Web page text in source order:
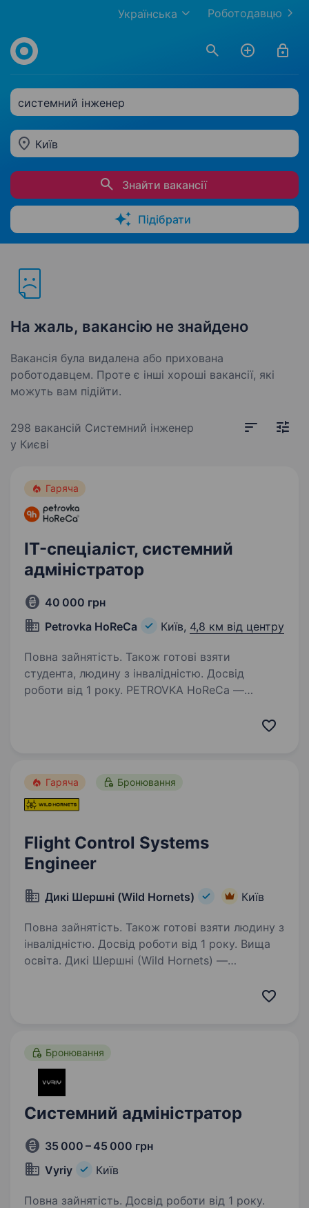
Роботодавцю
Українська
системний інженер
Київ
Знайти вакансії
Підібрати
На жаль, вакансію не знайдено
Вакансія була видалена або прихована
роботодавцем. Проте є інші хороші вакансії, які
можуть вам підійти.
298 вакансій Системний інженер
у Києві
Гаряча
IT-спеціаліст, системний
адміністратор
40 000 грн
Petrovka HoReCa
Київ, 4,8 км від центру
Повна зайнятість. Також готові взяти
студента, людину з інвалідністю. Досвід
роботи від 1 року. PETROVKA HoReCa —
процеси та забезпечуємо безперебійну…
Гаряча Бронювання
Flight Control Systems
Engineer
Дикі Шершні (Wild Hornets) Київ
Повна зайнятість. Також готові взяти людину з
інвалідністю. Досвід роботи від 1 року. Вища
освіта. Дикі Шершні (Wild Hornets) —
Бронювання
Системний адміністратор
35 000 – 45 000 грн
Vyriy
Київ
Повна зайнятість. Досвід роботи від 1 року.